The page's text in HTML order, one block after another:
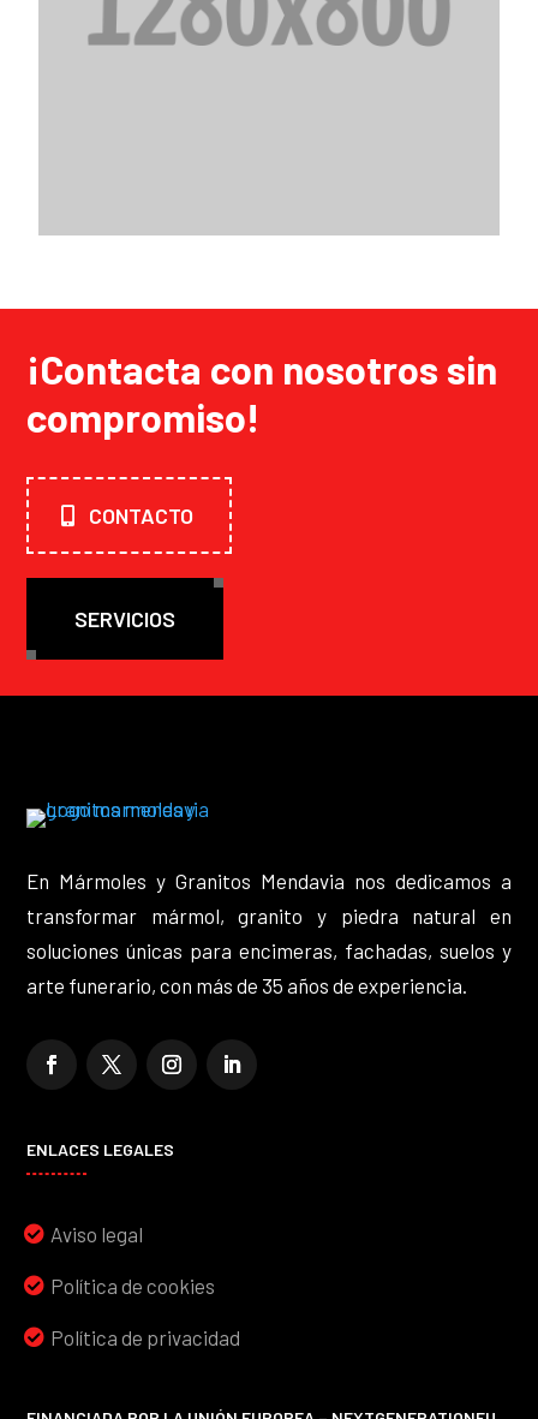
¡Contacta con nosotros sin
compromiso!
CONTACTO
SERVICIOS
En Mármoles y Granitos Mendavia nos dedicamos a
transformar mármol, granito y piedra natural en
soluciones únicas para encimeras, fachadas, suelos y
arte funerario, con más de 35 años de experiencia.
ENLACES LEGALES
Aviso legal
Política de cookies
Política de privacidad